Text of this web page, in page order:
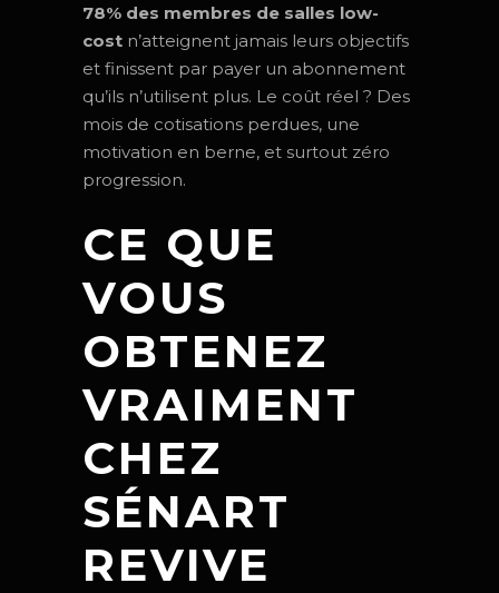
78% des membres de salles low-
cost n’atteignent jamais leurs objectifs
et finissent par payer un abonnement
qu’ils n’utilisent plus. Le coût réel ? Des
mois de cotisations perdues, une
motivation en berne, et surtout zéro
progression.
CE QUE
VOUS
OBTENEZ
VRAIMENT
CHEZ
SÉNART
REVIVE